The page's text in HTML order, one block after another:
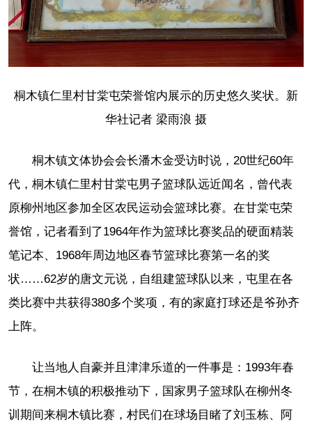
桐木镇仁里村甘棠屯荣誉馆内展示的历史悠久奖状。新
华社记者 梁雨浪 摄
桐木镇文体协会会长潘木金受访时说，20世纪60年
代，桐木镇仁里村甘棠屯男子篮球队远近闻名，曾代表
原柳州地区参加全区农民运动会篮球比赛。在甘棠屯荣
誉馆，记者看到了1964年作为篮球比赛奖品的硬面精装
笔记本、1968年周边地区春节篮球比赛第一名的奖
状……62岁的唐文元说，自组建篮球队以来，屯里在各
类比赛中共获得380多个奖项，有的家庭打球还是爷孙齐
上阵。
让当地人自豪并且津津乐道的一件事是：1993年春
节，在桐木镇的积极推动下，国家男子篮球队在柳州冬
训期间来桐木镇比赛，村民们在球场目睹了刘玉栋、阿